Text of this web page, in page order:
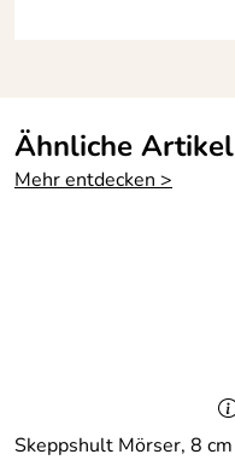
Ähnliche Artikel
Mehr entdecken >
Skeppshult Mörser, 8 cm